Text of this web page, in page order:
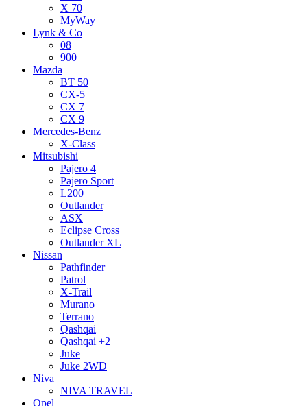
X 70
MyWay
Lynk & Co
08
900
Mazda
BT 50
CX-5
CX 7
CX 9
Mercedes-Benz
X-Class
Mitsubishi
Pajero 4
Pajero Sport
L200
Outlander
ASX
Eclipse Cross
Outlander XL
Nissan
Pathfinder
Patrol
X-Trail
Murano
Terrano
Qashqai
Qashqai +2
Juke
Juke 2WD
Niva
NIVA TRAVEL
Opel